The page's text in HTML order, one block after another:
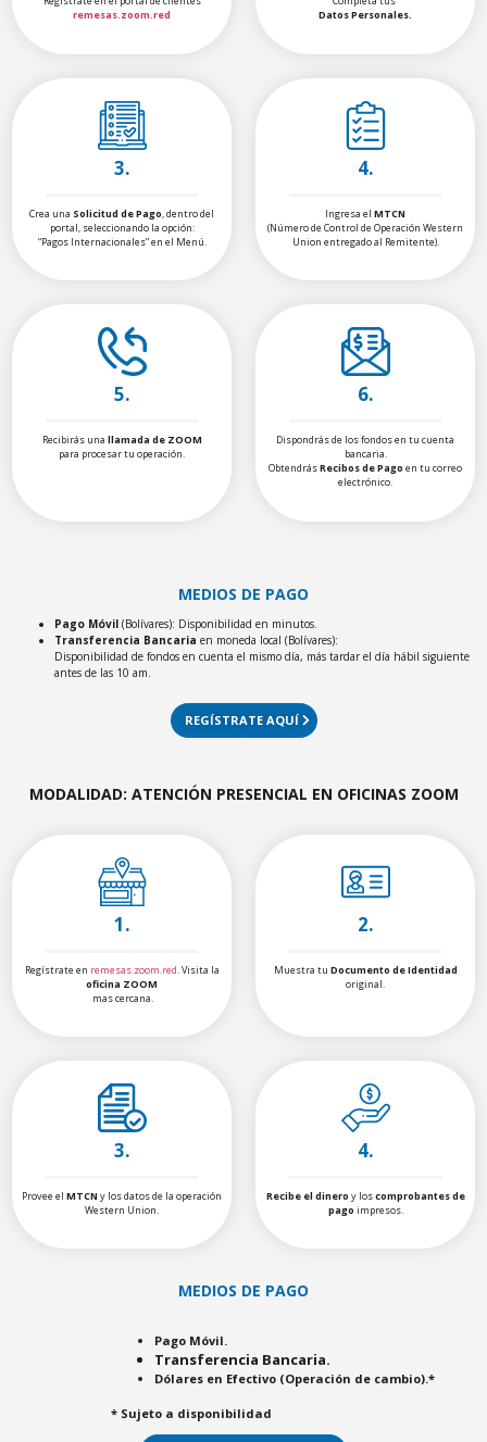
remesas.zoom.red
Datos Personales.
3.
Crea una Solicitud de Pago, dentro del
portal, seleccionando la opción:
“Pagos Internacionales” en el Menú.
4.
Ingresa el MTCN
(Número de Control de Operación Western
Union entregado al Remitente).
5.
Recibirás una llamada de ZOOM
para procesar tu operación.
6.
Dispondrás de los fondos en tu cuenta
bancaria.
ObtendrásRecibos de Pago en tu correo
electrónico.
MEDIOS DE PAGO
Pago Móvil (Bolívares): Disponibilidad en minutos.
Transferencia Bancaria en moneda local (Bolívares):
Disponibilidad de fondos en cuenta el mismo día, más tardar el día hábil siguiente
antes de las 10 am.
REGÍSTRATE AQUÍ
MODALIDAD: ATENCIÓN PRESENCIAL EN OFICINAS ZOOM
1.
Regístrate en remesas.zoom.red. Visita la
oficina ZOOM
mas cercana.
2.
Muestra tu Documento de Identidad
original.
3.
Provee el MTCN y los datos de la operación
Western Union.
4.
Recibe el dinero y loscomprobantes de
pago impresos.
MEDIOS DE PAGO
Pago Móvil.
Transferencia Bancaria.
Dólares en Efectivo (Operación de cambio).*
* Sujeto a disponibilidad